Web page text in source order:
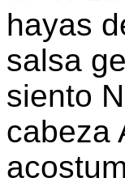
hayas
salsa
siento
cabeza